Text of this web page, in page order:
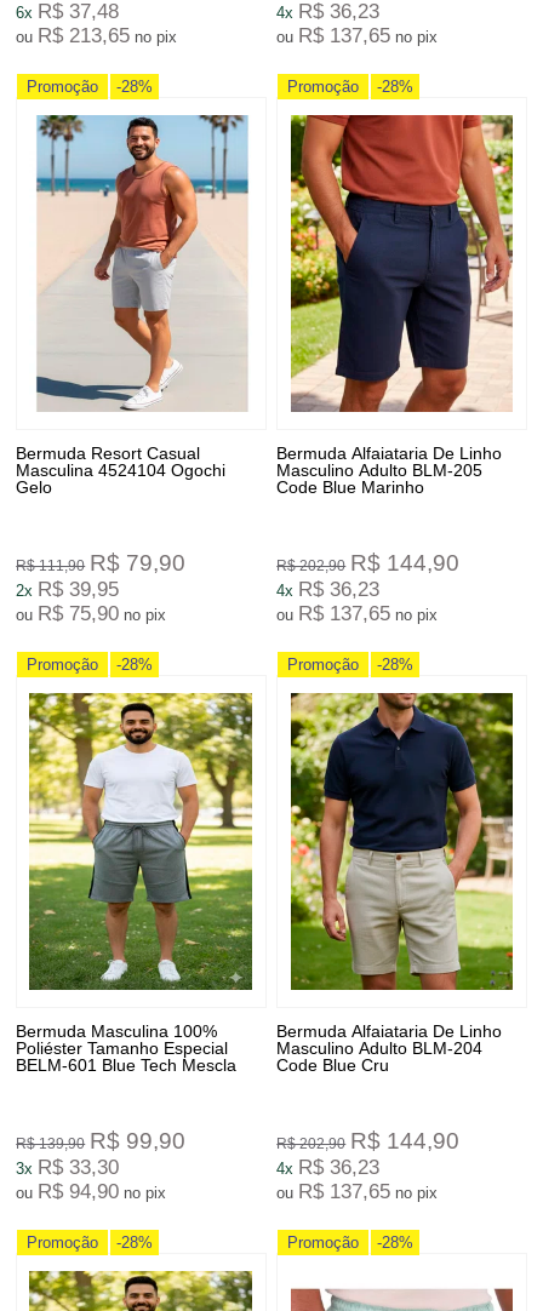
6x R$ 37,48
ou R$ 213,65 no pix
4x R$ 36,23
ou R$ 137,65 no pix
Promoção -28%
Bermuda Resort Casual
Masculina 4524104 Ogochi
Gelo
R$ 111,90 R$ 79,90
2x R$ 39,95
ou R$ 75,90 no pix
Promoção -28%
Bermuda Alfaiataria De Linho
Masculino Adulto BLM-205
Code Blue Marinho
R$ 202,90 R$ 144,90
4x R$ 36,23
ou R$ 137,65 no pix
Promoção -28%
Bermuda Masculina 100%
Poliéster Tamanho Especial
BELM-601 Blue Tech Mescla
R$ 139,90 R$ 99,90
3x R$ 33,30
ou R$ 94,90 no pix
Promoção -28%
Bermuda Alfaiataria De Linho
Masculino Adulto BLM-204
Code Blue Cru
R$ 202,90 R$ 144,90
4x R$ 36,23
ou R$ 137,65 no pix
Promoção -28% Promoção -28%